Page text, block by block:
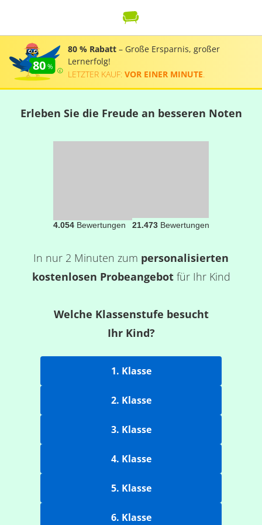
80
80 % Rabatt – Große Ersparnis, großer
Lernerfolg!
LETZTER KAUF: VOR EINER MINUTE
Erleben Sie die Freude an besseren Noten
4.054Bewertungen 21.473Bewertungen
In nur 2 Minuten zum personalisierten
kostenlosen Probeangebotfür Ihr Kind
Welche Klassenstufe besucht
Ihr Kind?
1. Klasse
2. Klasse
3. Klasse
4. Klasse
5. Klasse
6. Klasse